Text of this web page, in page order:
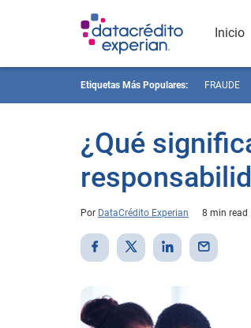
Inicio
Etiquetas Más Populares: FRAUDE
¿Qué
Por DataCrédito Experian 8 min read